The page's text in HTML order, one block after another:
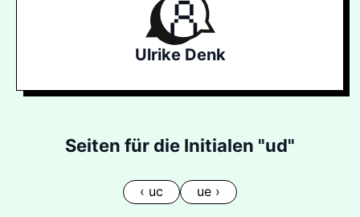
Ulrike Denk
Seiten für die Initialen "ud"
‹ uc ue ›